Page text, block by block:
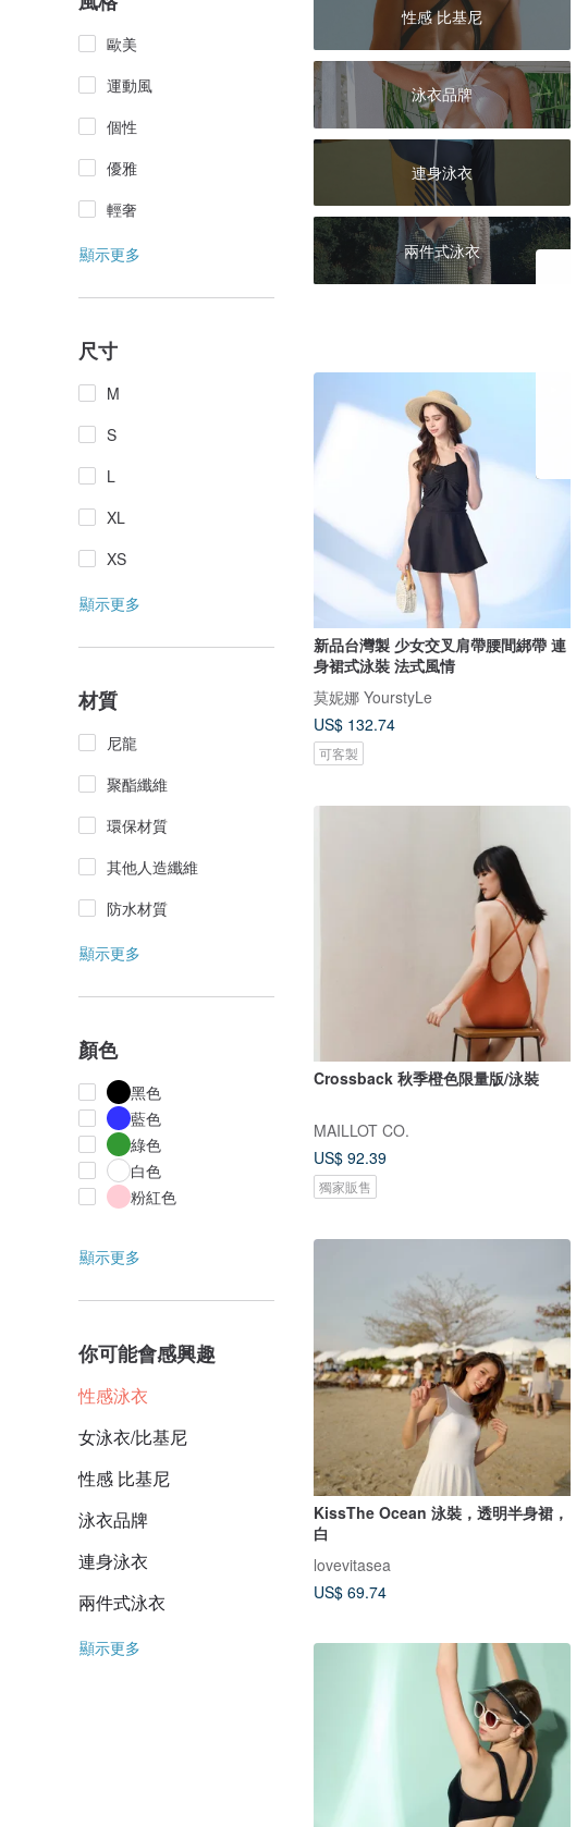
歐美
運動風
個性
優雅
輕奢
顯示更多
尺寸
M
S
L
XL
XS
顯示更多
材質
尼龍
聚酯纖維
環保材質
其他人造纖維
防水材質
顯示更多
顏色
黑色
藍色
綠色
白色
粉紅色
顯示更多
你可能會感興趣
性感泳衣
女泳衣/比基尼
性感 比基尼
泳衣品牌
連身泳衣
兩件式泳衣
顯示更多
性感 比基尼
泳衣品牌
連身泳衣
兩件式泳衣
新品台灣製 少女交叉肩帶腰間綁帶 連
身裙式泳裝 法式風情
莫妮娜 YourstyLe
US$ 132.74
可客製
Crossback 秋季橙色限量版/泳裝
MAILLOT CO.
US$ 92.39
獨家販售
KissThe Ocean 泳裝，透明半身裙，
白
lovevitasea
US$ 69.74